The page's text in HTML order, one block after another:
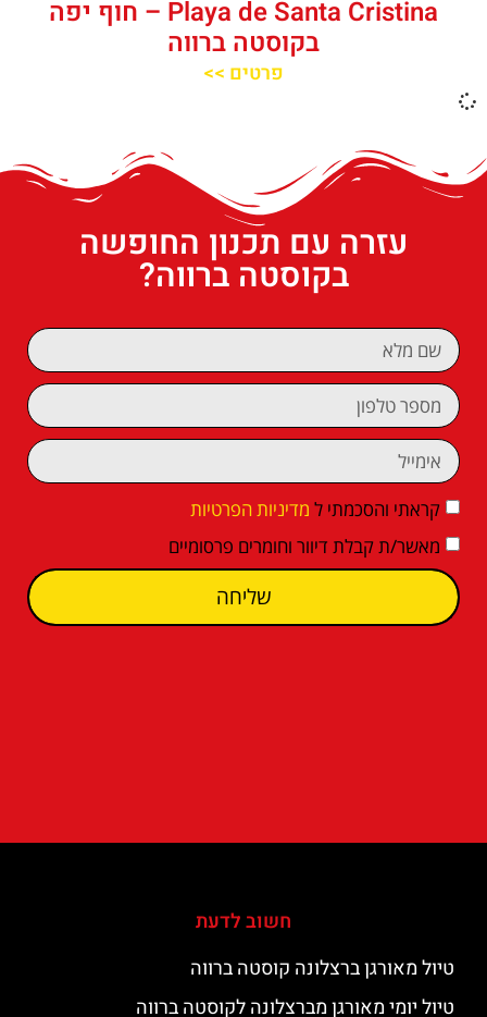
Playa de Santa Cristina – חוף יפה
בקוסטה ברווה
פרטים >>
עזרה עם תכנון החופשה
בקוסטה ברווה?
קראתי והסכמתי ל מדיניות הפרטיות
מאשר/ת קבלת דיוור וחומרים פרסומיים
שליחה
חשוב לדעת
טיול מאורגן ברצלונה קוסטה ברווה
טיול יומי מאורגן מברצלונה לקוסטה ברווה